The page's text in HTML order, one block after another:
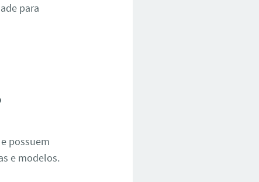
para
possuem
e modelos.